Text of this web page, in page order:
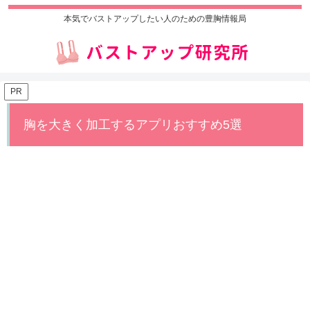
本気でバストアップしたい人のための豊胸情報局
PR
胸を大きく加工するアプリおすすめ5選